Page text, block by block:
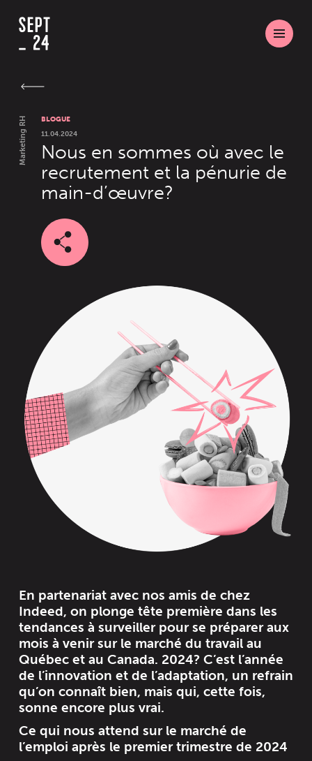
Marketing RH
BLOGUE
11.04.2024
Nous en sommes où avec le
recrutement et la pénurie de
main-d’œuvre?
En partenariat avec nos amis de chez
Indeed, on plonge tête première dans les
tendances à surveiller pour se préparer aux
mois à venir sur le marché du travail au
Québec et au Canada. 2024? C’est l’année
de l’innovation et de l’adaptation, un refrain
qu’on connaît bien, mais qui, cette fois,
sonne encore plus vrai.
Ce qui nous attend sur le marché de
l’emploi après le premier trimestre de 2024